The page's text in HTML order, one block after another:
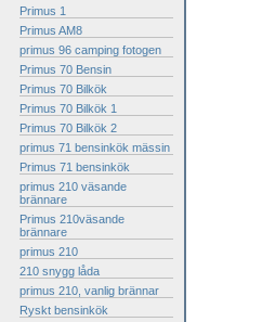
Primus 1
Primus AM8
primus 96 camping fotogen
Primus 70 Bensin
Primus 70 Bilkök
Primus 70 Bilkök 1
Primus 70 Bilkök 2
primus 71 bensinkök mässin
Primus 71 bensinkök
primus 210 väsande
brännare
Primus 210väsande
brännare
primus 210
210 snygg låda
primus 210, vanlig brännar
Ryskt bensinkök